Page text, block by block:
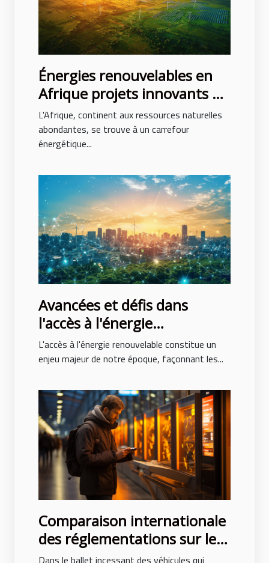
Énergies renouvelables en
Afrique projets innovants et
potentiel de développement
L'Afrique, continent aux ressources naturelles
abondantes, se trouve à un carrefour
énergétique...
Avancées et défis dans
l'accès à l'énergie
renouvelable à l'échelle
globale
L'accès à l'énergie renouvelable constitue un
enjeu majeur de notre époque, façonnant les...
Comparaison internationale
des réglementations sur les
espaces de dépose-minute